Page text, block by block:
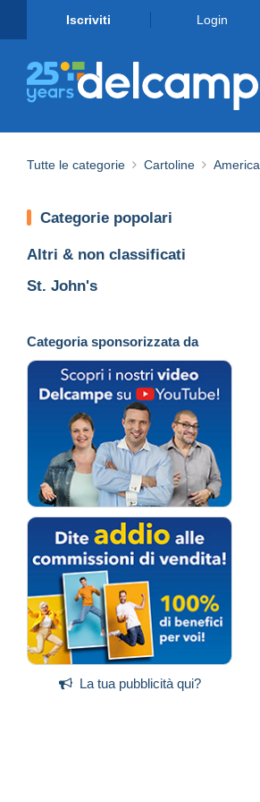
Iscriviti Login
Tutte le categorie Cartoline America
Categorie popolari
Altri & non classificati
St. John's
Categoria sponsorizzata da
La tua pubblicità qui?